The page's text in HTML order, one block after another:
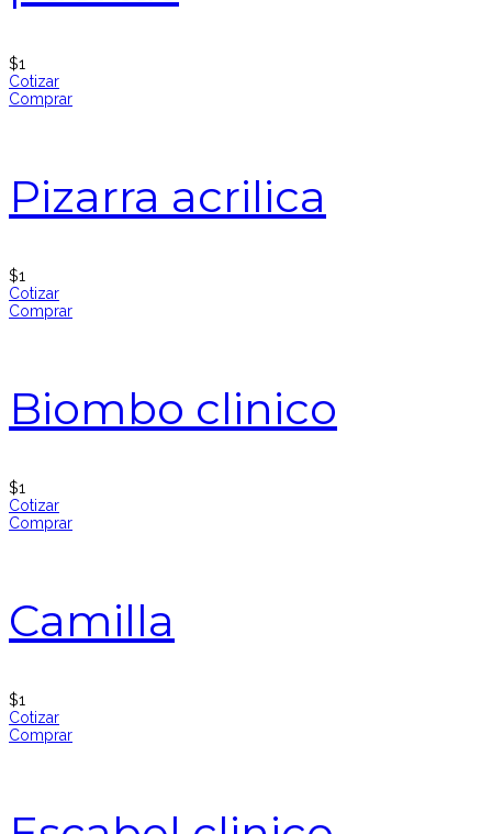
$1
Cotizar
Comprar
Pizarra acrilica
$1
Cotizar
Comprar
Biombo clinico
$1
Cotizar
Comprar
Camilla
$1
Cotizar
Comprar